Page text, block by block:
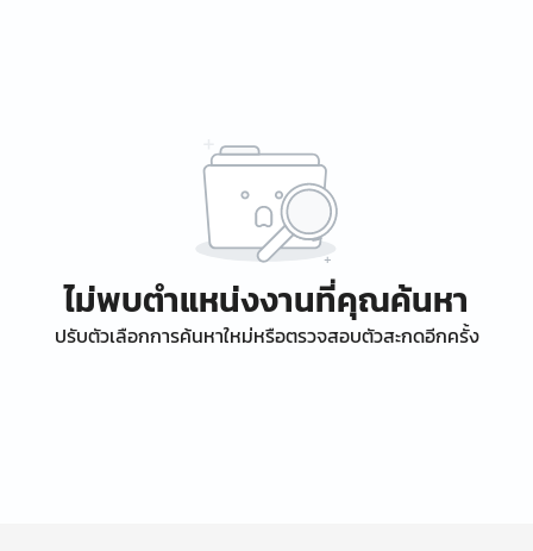
ไม่พบตำแหน่งงานที่คุณค้นหา
ปรับตัวเลือกการค้นหาใหม่หรือตรวจสอบตัวสะกดอีกครั้ง